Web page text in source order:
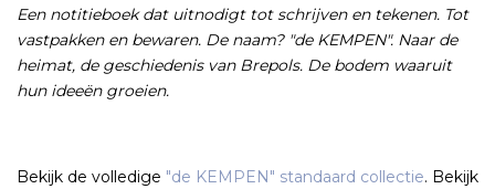
Een notitieboek dat uitnodigt tot schrijven en tekenen. Tot
vastpakken en bewaren. De naam? "de KEMPEN". Naar de
heimat, de geschiedenis van Brepols. De bodem waaruit
hun ideeën groeien.
Bekijk de volledige "de KEMPEN" standaard collectie. Bekijk